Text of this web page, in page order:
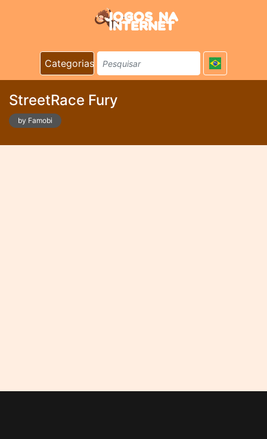
Categorias
StreetRace Fury
by Famobi